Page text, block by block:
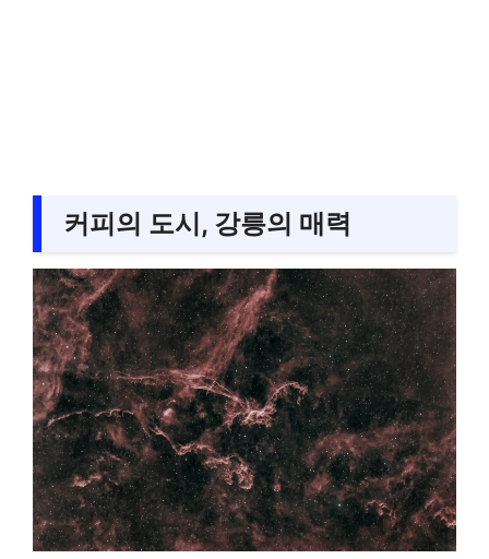
커피의 도시, 강릉의 매력